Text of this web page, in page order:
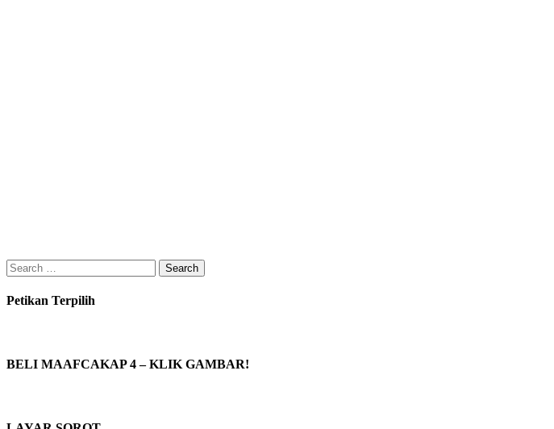
Search
for:
Petikan Terpilih
BELI MAAFCAKAP 4 – KLIK GAMBAR!